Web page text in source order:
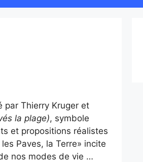
par Thierry Kruger et
la plage), symbole
et propositions réalistes
Paves, la Terre» incite
nos modes de vie …